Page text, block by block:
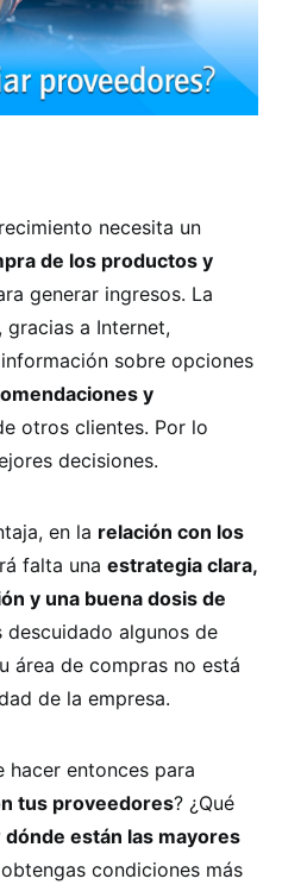
necesita un
de los productos y
generar ingresos. La
gracias a Internet,
sobre opciones
y
otros clientes. Por lo
decisiones.
en la relación con los
falta una estrategia clara,
y una buena dosis de
descuidado algunos de
área de compras no está
de la empresa.
hacer entonces para
tus proveedores? ¿Qué
dónde están las mayores
condiciones más